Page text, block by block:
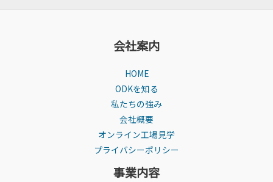
会社案内
HOME
ODKを知る
私たちの強み
会社概要
オンライン工場見学
プライバシーポリシー
事業内容